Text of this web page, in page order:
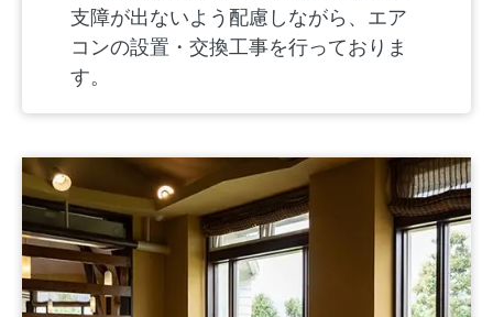
支障が出ないよう配慮しながら、エア
コンの設置・交換工事を行っておりま
す。